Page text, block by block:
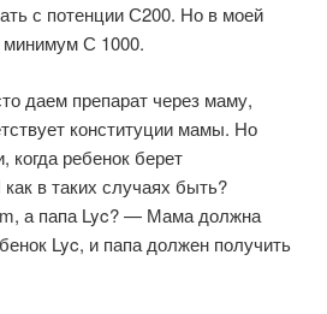
с потенции С200. Но в моей
минимум С 1000.
даем препарат через маму,
конституции мамы. Но
когда ребенок берет
в таких случаях быть?
а папа Lyc? — Мама должна
Lyc, и папа должен получить